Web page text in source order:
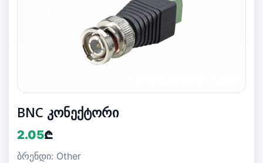
BNC კონექტორი
2.05₾
ბრენდი: Other